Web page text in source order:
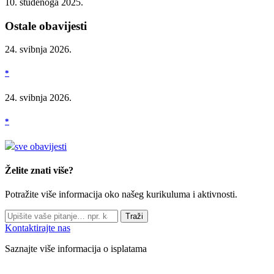
Ostale obavijesti
24. svibnja 2026.
*
24. svibnja 2026.
*
sve obavijesti
Želite znati više?
Potražite više informacija oko našeg kurikuluma i aktivnosti.
Traži
Kontaktirajte nas
Saznajte više informacija o isplatama